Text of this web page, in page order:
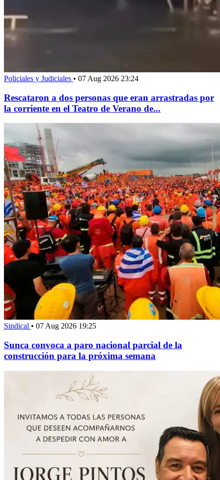
Policiales y Judiciales • 07 Aug 2026 23:24
Rescataron a dos personas que eran arrastradas por
la corriente en el Teatro de Verano de...
Sindical • 07 Aug 2026 19:25
Sunca convoca a paro nacional parcial de la
construcción para la próxima semana